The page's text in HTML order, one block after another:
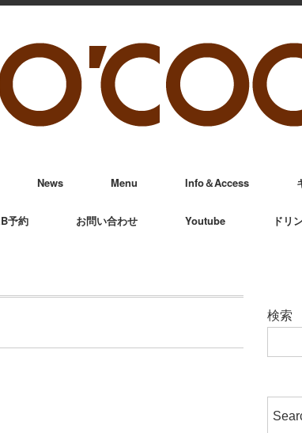
News Menu Info＆Access
予約 お問い合わせ Youtube ドリ
検索